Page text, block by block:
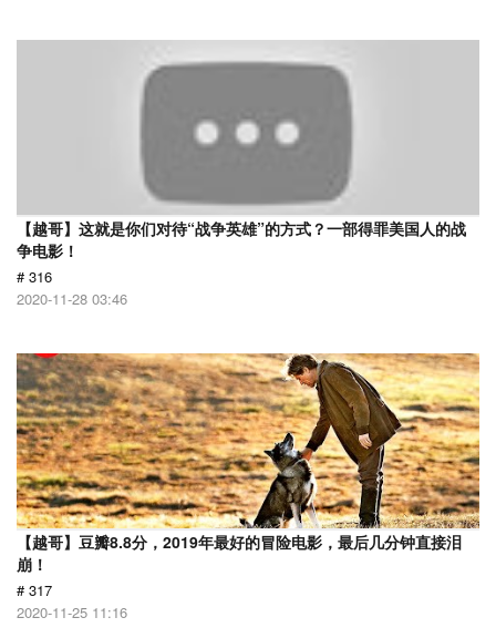
【越哥】这就是你们对待“战争英雄”的方式？一部得罪美国人的战
争电影！
# 316
2020-11-28 03:46
【越哥】豆瓣8.8分，2019年最好的冒险电影，最后几分钟直接泪
崩！
# 317
2020-11-25 11:16